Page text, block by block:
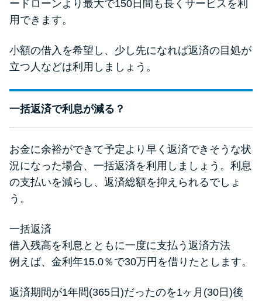
ードローンより最大で150日間も長くサービスを利
用できます。
小額の借入を希望し、少し先になれば返済の目処が
立つ人などは利用しましょう。
一括返済で利息が減る？
お金に余裕ができて予定より早く返済できそうな状
況になった場合、一括返済を利用しましょう。利息
の支払いを減らし、返済総額を抑えられるでしょ
う。
一括返済
借入残高を利息とともに一度に支払う返済方法
例えば、金利年15.0％で30万円を借りたとします。
返済期間が1年間(365日)だったのを1ヶ月(30日)後